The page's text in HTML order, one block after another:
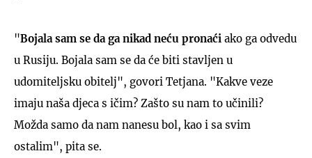
"Bojala sam se da ga nikad neću pronaći ako ga odvedu
u Rusiju. Bojala sam se da će biti stavljen u
udomiteljsku obitelj", govori Tetjana. "Kakve veze
imaju naša djeca s ičim? Zašto su nam to učinili?
Možda samo da nam nanesu bol, kao i sa svim
ostalim", pita se.